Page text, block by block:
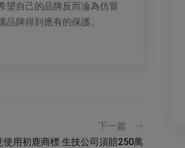
望自己的品牌反而淪為仿冒
牌得到應有的保護。
下一篇
使用初鹿商標 生技公司須賠250萬